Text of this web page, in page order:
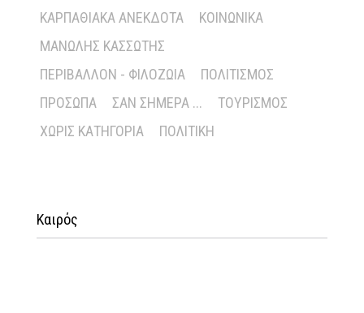
ΚΑΡΠΑΘΙΑΚΆ ΑΝΈΚΔΟΤΑ
ΚΟΙΝΩΝΙΚΆ
ΜΑΝΏΛΗΣ ΚΑΣΣΏΤΗΣ
ΠΕΡΙΒΆΛΛΟΝ - ΦΙΛΟΖΩΊΑ
ΠΟΛΙΤΙΣΜΌΣ
ΠΡΌΣΩΠΑ
ΣΑΝ ΣΉΜΕΡΑ ...
ΤΟΥΡΙΣΜΌΣ
ΧΩΡΊΣ ΚΑΤΗΓΟΡΊΑ
ΠΟΛΙΤΙΚΉ
Καιρός